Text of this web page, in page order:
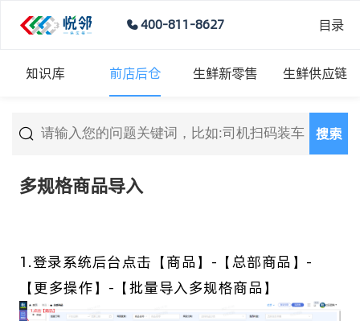
400-811-8627 目录
知识库 前店后仓 生鲜新零售 生鲜供应链
搜索
多规格商品导入
1.登录系统后台点击【商品】-【总部商品】-
【更多操作】-【批量导入多规格商品】